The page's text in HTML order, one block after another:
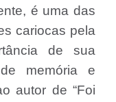
é uma das
cariocas pela
de sua
memória e
autor de “Foi